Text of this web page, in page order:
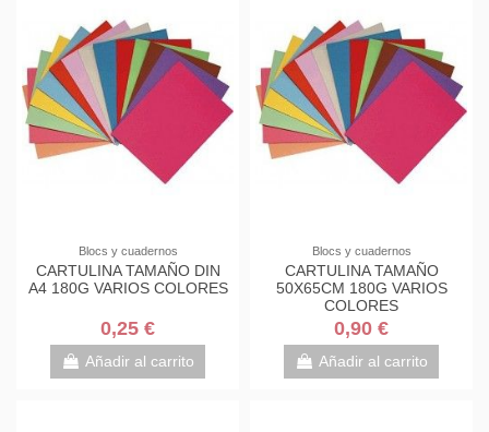
Blocs y cuadernos
CARTULINA TAMAÑO DIN
A4 180G VARIOS COLORES
0,25 €
Añadir al carrito
Blocs y cuadernos
CARTULINA TAMAÑO
50X65CM 180G VARIOS
COLORES
0,90 €
Añadir al carrito